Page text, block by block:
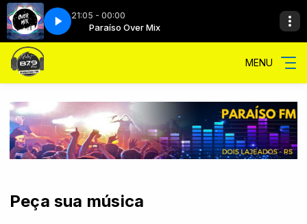
21:05 - 00:00
Paraíso Over Mix
Insônia com Automático
MENU
Peça sua música